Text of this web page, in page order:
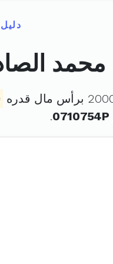
محمد
0710754P
.